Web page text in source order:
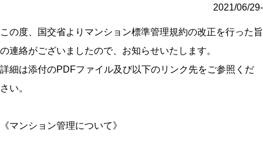
2021/06/29-
この度、国交省よりマンション標準管理規約の改正を行った旨
の連絡がございましたので、お知らせいたします。
詳細は添付のPDFファイル及び以下のリンク先をご参照くだ
さい。
《マンション管理について》